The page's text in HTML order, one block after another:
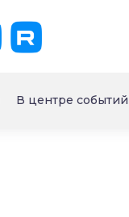
В центре событий